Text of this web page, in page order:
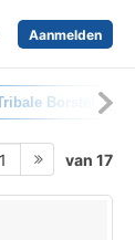
Aanmelden
Borstel
1 van 17